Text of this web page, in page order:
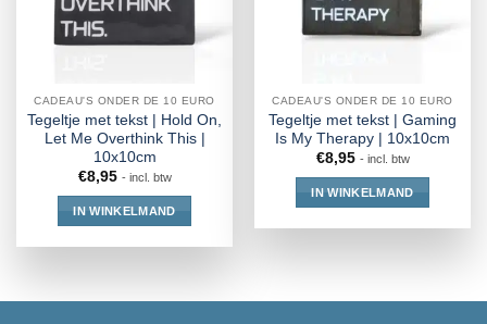
CADEAU'S ONDER DE 10 EURO
Tegeltje met tekst | Hold On,
Let Me Overthink This |
10x10cm
€8,95 - incl. btw
IN WINKELMAND
CADEAU'S ONDER DE 10 EURO
Tegeltje met tekst | Gaming
Is My Therapy | 10x10cm
€8,95 - incl. btw
IN WINKELMAND